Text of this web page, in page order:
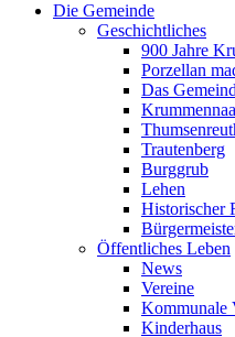
Die Gemeinde
Geschichtliches
900 Jahre
Porzellan
Das
Trautenberg
Burggrub
Lehen
Historischer
Öffentliches Leben
News
Vereine
Kommunale
Kinderhaus